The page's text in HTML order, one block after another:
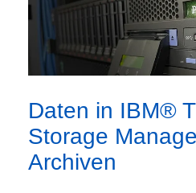
Daten in IBM®
Storage
Archiven